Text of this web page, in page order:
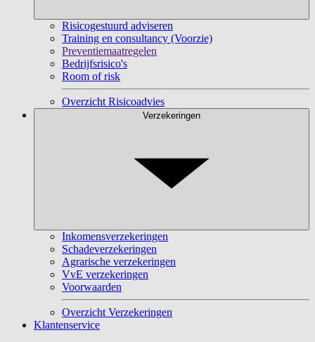
Risicogestuurd adviseren
Training en consultancy (Voorzie)
Preventiemaatregelen
Bedrijfsrisico's
Room of risk
Overzicht Risicoadvies
Verzekeringen
Inkomensverzekeringen
Schadeverzekeringen
Agrarische verzekeringen
VvE verzekeringen
Voorwaarden
Overzicht Verzekeringen
Klantenservice